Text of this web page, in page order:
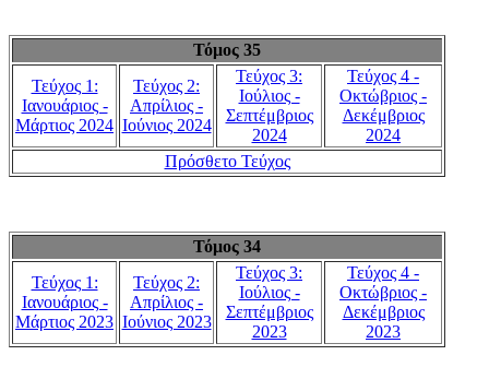
Τόμος 35
Τεύχος 1:
Ιανουάριος -
Μάρτιος 2024
Τεύχος 2:
Απρίλιος -
Ιούνιος 2024
Τεύχος 3:
Ιούλιος -
Σεπτέμβριος
2024
Τεύχος 4 -
Οκτώβριος -
Δεκέμβριος
2024
Πρόσθετο Τεύχος
Τόμος 34
Τεύχος 1:
Ιανουάριος -
Μάρτιος 2023
Τεύχος 2:
Απρίλιος -
Ιούνιος 2023
Τεύχος 3:
Ιούλιος -
Σεπτέμβριος
2023
Τεύχος 4 -
Οκτώβριος -
Δεκέμβριος
2023